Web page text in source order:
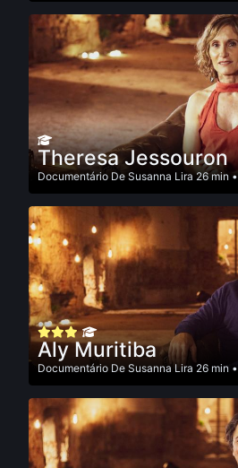
Theresa Jessouron
Documentário De Susanna Lira 26 min
Aly Muritiba
Documentário De Susanna Lira 26 min •